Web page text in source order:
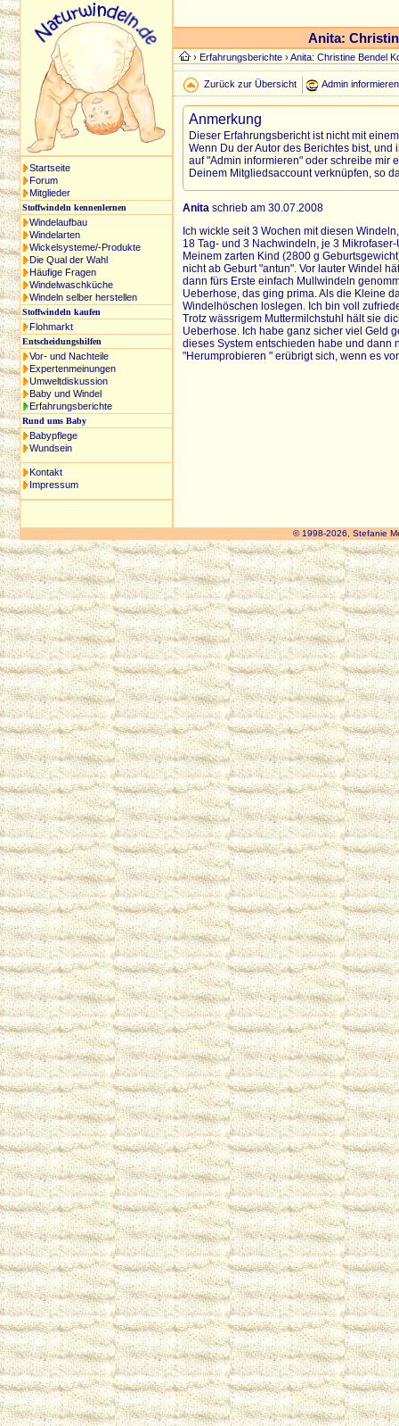
Startseite
Forum
Mitglieder
Stoffwindeln kennenlernen
Windelaufbau
Windelarten
Wickelsysteme/-Produkte
Die Qual der Wahl
Häufige Fragen
Windelwaschküche
Windeln selber herstellen
Stoffwindeln kaufen
Flohmarkt
Entscheidungshilfen
Vor- und Nachteile
Expertenmeinungen
Umweltdiskussion
Baby und Windel
Erfahrungsberichte
Rund ums Baby
Babypflege
Wundsein
Kontakt
Impressum
Anita:
›Erfahrungsberichte › Anita: Christine Bendel
Zurück zur Übersicht Admin informieren
Anmerkung
Dieser Erfahrungsbericht ist nicht mit
Wenn Du der Autor des Berichtes bist,
auf "Admin informieren" oder schreibe mir
Deinem Mitgliedsaccount verknüpfen, so
Anita schrieb am 30.07.2008
Ich wickle seit 3 Wochen mit diesen
18 Tag- und 3 Nachwindeln, je 3
Meinem zarten Kind (2800 g
nicht ab Geburt "antun". Vor lauter Windel
dann fürs Erste einfach Mullwindeln
Ueberhose, das ging prima. Als die Kleine
Windelhöschen loslegen. Ich bin voll
Trotz wässrigem Muttermilchstuhl hält sie
Ueberhose. Ich habe ganz sicher viel Geld
dieses System entschieden habe und dann
"Herumprobieren " erübrigt sich, wenn es
© 1998-2026, Stefanie